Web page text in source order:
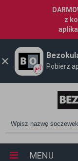
z
Pobierz
MENU